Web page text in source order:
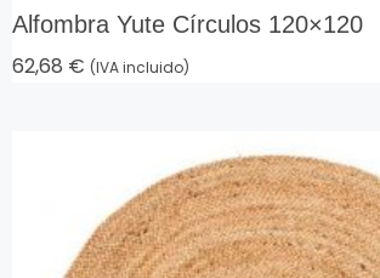
Alfombra Yute Círculos 120×120
62,68 € (IVA incluido)